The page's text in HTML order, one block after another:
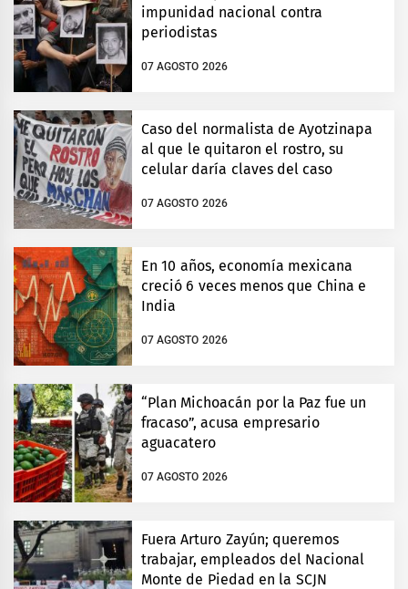
impunidad nacional contra
periodistas
07 AGOSTO 2026
Caso del normalista de Ayotzinapa
al que le quitaron el rostro, su
celular daría claves del caso
07 AGOSTO 2026
En 10 años, economía mexicana
creció 6 veces menos que China e
India
07 AGOSTO 2026
“Plan Michoacán por la Paz fue un
fracaso”, acusa empresario
aguacatero
07 AGOSTO 2026
Fuera Arturo Zayún; queremos
trabajar, empleados del Nacional
Monte de Piedad en la SCJN